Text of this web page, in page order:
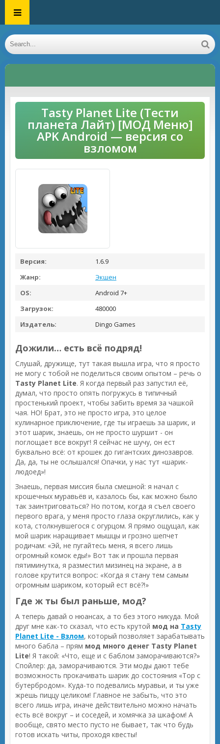
Tasty Planet Lite (Тести
планета Лайт) [МОД Меню]
APK Android — версия со
взломом
Версия:
1.6.9
Жанр:
Экшен
OS:
Android 7+
Загрузок:
480000
Издатель:
Dingo Games
Дожили… есть всё подряд!
Слушай, дружище, тут такая вышла игра, что я просто
не могу с тобой не поделиться своим опытом – речь о
Tasty Planet Lite. Я когда первый раз запустил её,
думал, что просто опять погружусь в типичный
простенький проект, чтобы забить время за чашкой
чая. НО! Брат, это не просто игра, это целое
кулинарное приключение, где ты играешь за шарик, и
этот шарик, знаешь, он не просто шуршит - он
поглощает все вокруг! Я сейчас не шучу, он ест
буквально всё: от крошек до гигантских динозавров.
Да, да, ты не ослышался! Опачки, у нас тут «шарик-
людоед»!
Знаешь, первая миссия была смешной: я начал с
крошечных муравьёв и, казалось бы, как можно было
так заинтриговаться? Но потом, когда я съел своего
первого врага, у меня просто глаза округлились, как у
кота, столкнувшегося с огурцом. Я прямо ощущал, как
мой шарик наращивает мышцы и грозно шепчет
родичам: «Эй, не пугайтесь меня, я всего лишь
огромный комок еды!» Вот так и прошла первая
пятиминутка, я разместил мизинец на экране, а в
голове крутится вопрос: «Когда я стану тем самым
огромным шариком, который ест всё?!»
Где ж ты был раньше, мод?
А теперь давай о нюансах, а то без этого никуда. Мой
друг мне как-то сказал, что есть крутой мод на Tasty
Planet Lite - Взлом, который позволяет зарабатывать
много бабла – прям мод много денег Tasty Planet
Lite! Я такой: «Что, еще и с баблом заморачиваются?»
Спойлер: да, заморачиваются. Эти моды дают тебе
возможность прокачивать шарик до состояния «Тор с
бутербродом». Куда-то подевались муравьи, и ты уже
жрешь пиццу целиком! Главное не забыть, что это
всего лишь игра, иначе действительно можно начать
есть всё вокруг – и соседей, и хомячка за шкафом! А
вообще, свято место пусто не бывает, так что будь
готов искать читы, проходя квесты!